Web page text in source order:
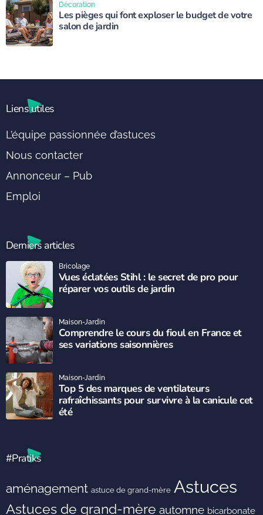
Les pièges qui font exploser le budget de votre
salon de jardin
Décoration
Liens utiles
L’équipe passionnée d’astuces
Nous contacter
Annonceur – Pub
Emploi
Derniers articles
Vues éclatées Stihl : le secret de pro pour
réparer vos outils de jardin
Bricolage
Comprendre le cours du fioul en France et
ses variations saisonnières
Maison-Jardin
Top 5 des marques de ventilateurs
rafraîchissants pour survivre à la canicule cet
été
Maison-Jardin
#Pratiks
aménagement astuce de grand-mère Astuces
Astuces de grand-mère automne bicarbonate